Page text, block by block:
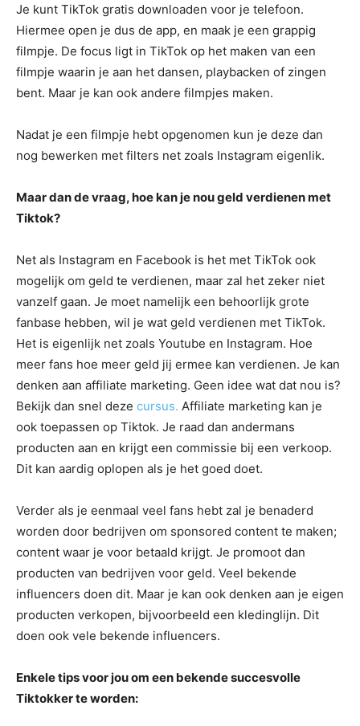
Je kunt TikTok gratis downloaden voor je telefoon.
Hiermee open je dus de app, en maak je een grappig
filmpje. De focus ligt in TikTok op het maken van een
filmpje waarin je aan het dansen, playbacken of zingen
bent. Maar je kan ook andere filmpjes maken.
Nadat je een filmpje hebt opgenomen kun je deze dan
nog bewerken met filters net zoals Instagram eigenlik.
Maar dan de vraag, hoe kan je nou geld verdienen met
Tiktok?
Net als Instagram en Facebook is het met TikTok ook
mogelijk om geld te verdienen, maar zal het zeker niet
vanzelf gaan. Je moet namelijk een behoorlijk grote
fanbase hebben, wil je wat geld verdienen met TikTok.
Het is eigenlijk net zoals Youtube en Instagram. Hoe
meer fans hoe meer geld jij ermee kan verdienen. Je kan
denken aan affiliate marketing. Geen idee wat dat nou is?
Bekijk dan snel deze cursus. Affiliate marketing kan je
ook toepassen op Tiktok. Je raad dan andermans
producten aan en krijgt een commissie bij een verkoop.
Dit kan aardig oplopen als je het goed doet.
Verder als je eenmaal veel fans hebt zal je benaderd
worden door bedrijven om sponsored content te maken;
content waar je voor betaald krijgt. Je promoot dan
producten van bedrijven voor geld. Veel bekende
influencers doen dit. Maar je kan ook denken aan je eigen
producten verkopen, bijvoorbeeld een kledinglijn. Dit
doen ook vele bekende influencers.
Enkele tips voor jou om een bekende succesvolle
Tiktokker te worden: